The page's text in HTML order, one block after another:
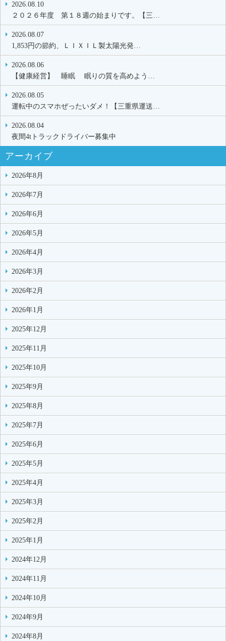
2026.08.10
２０２６年度 第１８週の始まりです。【三…
2026.08.07
1,853円の節約、ＬＩＸＩＬ製太陽光発…
2026.08.06
【健康経営】 睡眠 眠りの質を高めよう…
2026.08.05
運転中のスマホぜったいダメ！【三重県運送…
2026.08.04
夜間4tトラックドライバー募集中
アーカイブ
2026年8月
2026年7月
2026年6月
2026年5月
2026年4月
2026年3月
2026年2月
2026年1月
2025年12月
2025年11月
2025年10月
2025年9月
2025年8月
2025年7月
2025年6月
2025年5月
2025年4月
2025年3月
2025年2月
2025年1月
2024年12月
2024年11月
2024年10月
2024年9月
2024年8月